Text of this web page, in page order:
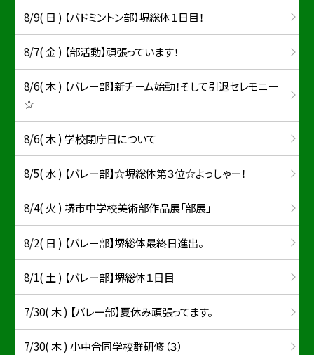
8/9( 日 ) 【バドミントン部】堺総体１日目！
8/7( 金 ) 【部活動】頑張っています！
8/6( 木 ) 【バレー部】新チーム始動！そして引退セレモニー
☆
8/6( 木 ) 学校閉庁日について
8/5( 水 ) 【バレー部】☆堺総体第３位☆よっしゃー！
8/4( 火 ) 堺市中学校美術部作品展「部展」
8/2( 日 ) 【バレー部】堺総体最終日進出。
8/1( 土 ) 【バレー部】堺総体１日目
7/30( 木 ) 【バレー部】夏休み頑張ってます。
7/30( 木 ) 小中合同学校群研修（３）